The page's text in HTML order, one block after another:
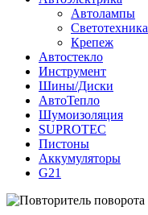
Автолампы
Светотехника
Крепеж
Автостекло
Инструмент
Шины/Диски
АвтоТепло
Шумоизоляция
SUPROTEC
Пистоны
Аккумуляторы
G21